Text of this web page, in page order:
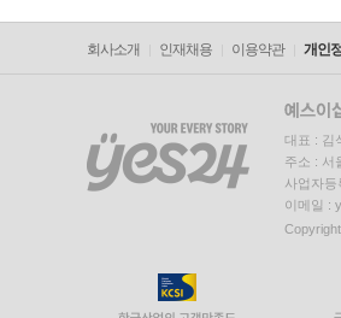
회사소개 인재채용 이용약관 개인
대표 : 김
주소 : 서
사업자
이메일 :